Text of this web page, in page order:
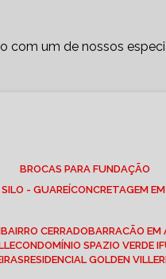
com um de nossos
BROCAS PARA FUNDAÇÃO
SILO - GUAREÍ CONCRETAGEM
BAIRRO CERRADO BARRACÃO
CONDOMÍNIO SPAZIO VERDE I
RESIDENCIAL GOLDEN VILLE